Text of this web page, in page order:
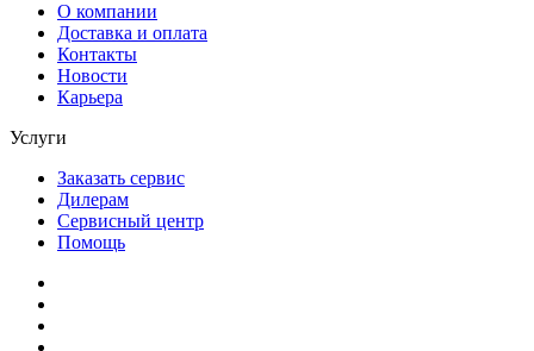
О компании
Доставка и оплата
Контакты
Новости
Карьера
Услуги
Заказать сервис
Дилерам
Сервисный центр
Помощь